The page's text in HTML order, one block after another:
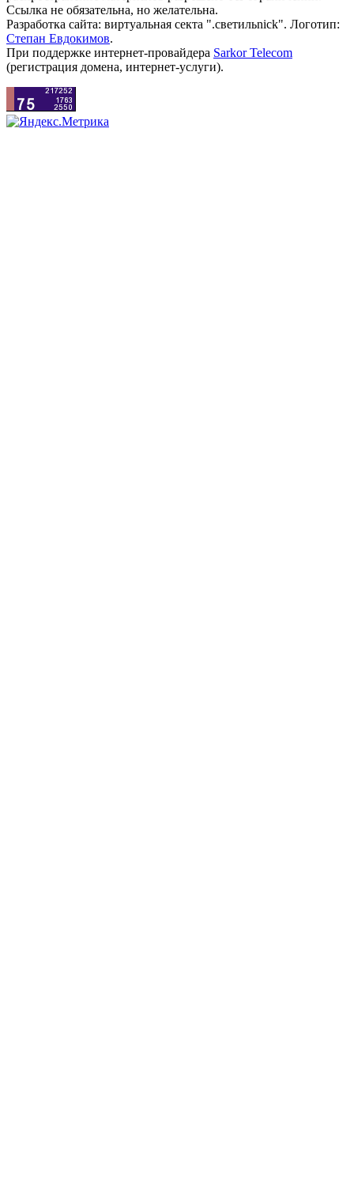
Ссылка не обязательна, но желательна.
Разработка сайта: виртуальная секта ".светильnick". Логотип:
Степан Евдокимов.
При поддержке интернет-провайдера Sarkor Telecom
(регистрация домена, интернет-услуги).